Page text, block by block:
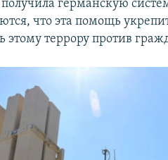
получила германскую
что эта помощь
этому террору против